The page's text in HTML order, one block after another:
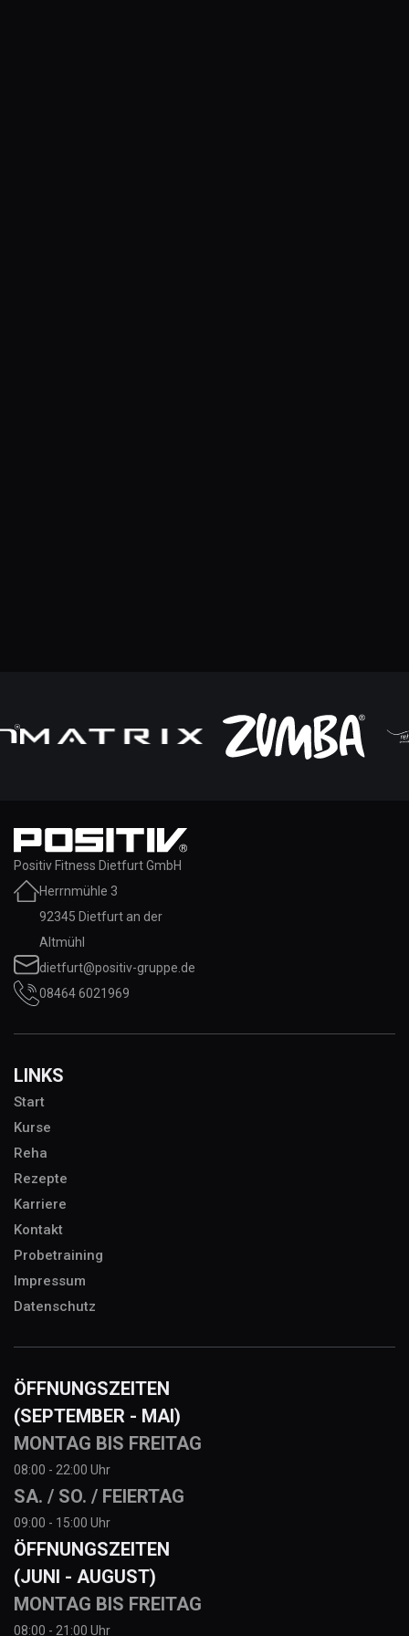
Positiv Fitness Dietfurt GmbH
Herrnmühle 3
92345 Dietfurt an der
Altmühl
dietfurt@positiv-gruppe.de
08464 6021969
LINKS
Start
Kurse
Reha
Rezepte
Karriere
Kontakt
Probetraining
Impressum
Datenschutz
ÖFFNUNGSZEITEN
(SEPTEMBER - MAI)
MONTAG BIS FREITAG
08:00 - 22:00 Uhr
SA. / SO. / FEIERTAG
09:00 - 15:00 Uhr
ÖFFNUNGSZEITEN
(JUNI - AUGUST)
MONTAG BIS FREITAG
08:00 - 21:00 Uhr